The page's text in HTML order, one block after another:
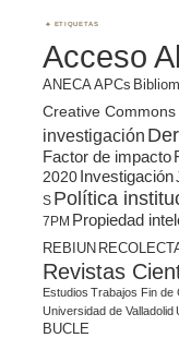
ETIQUETAS
Acceso
ANECA APCs
Creative Commons
investigación
Factor de impacto
2020Investigación
S Política
7PM Propiedad
REBIUN
Revistas
Estudios Trabajos Fin de
Universidad de Valladolid
BUCLE